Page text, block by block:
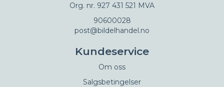
Org. nr. 927 431 521 MVA
90600028
post@bildelhandel.no
Kundeservice
Om oss
Salgsbetingelser